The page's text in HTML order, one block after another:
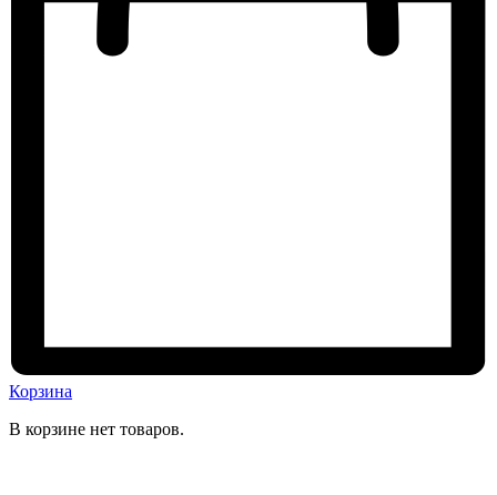
Корзина
В корзине нет товаров.